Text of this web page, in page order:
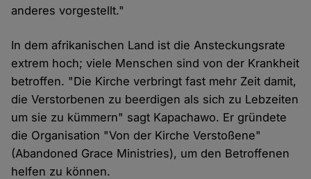
anderes vorgestellt."
In dem afrikanischen Land ist die Ansteckungsrate
extrem hoch; viele Menschen sind von der Krankheit
betroffen. "Die Kirche verbringt fast mehr Zeit damit,
die Verstorbenen zu beerdigen als sich zu Lebzeiten
um sie zu kümmern" sagt Kapachawo. Er gründete
die Organisation "Von der Kirche Verstoßene"
(Abandoned Grace Ministries), um den Betroffenen
helfen zu können.